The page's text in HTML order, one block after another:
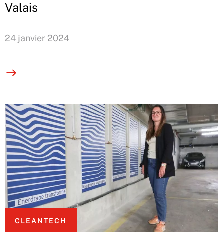
Valais
24 janvier 2024
CLEANTECH